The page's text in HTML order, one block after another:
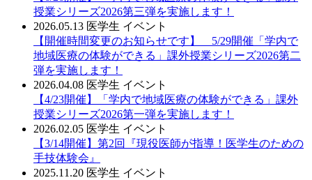
授業シリーズ2026第三弾を実施します！
2026.05.13 医学生 イベント
【開催時間変更のお知らせです】 5/29開催「学内で
地域医療の体験ができる」課外授業シリーズ2026第二
弾を実施します！
2026.04.08 医学生 イベント
【4/23開催】「学内で地域医療の体験ができる」課外
授業シリーズ2026第一弾を実施します！
2026.02.05 医学生 イベント
【3/14開催】第2回『現役医師が指導！医学生のための
手技体験会』
2025.11.20 医学生 イベント